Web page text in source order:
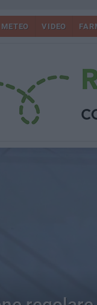
METEO VIDEO